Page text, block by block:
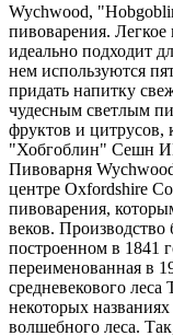
Wychwood,
пивоварения. Легкое
идеально подходит
нем используются
придать напитку
чудесным светлым
фруктов и цитрусов,
"Хобгоблин" Сешн
Пивоварня
центре Oxfordshire
пивоварения,
веков. Производство
построенном в 1841
переименованная в
средневекового
некоторых
волшебного леса.